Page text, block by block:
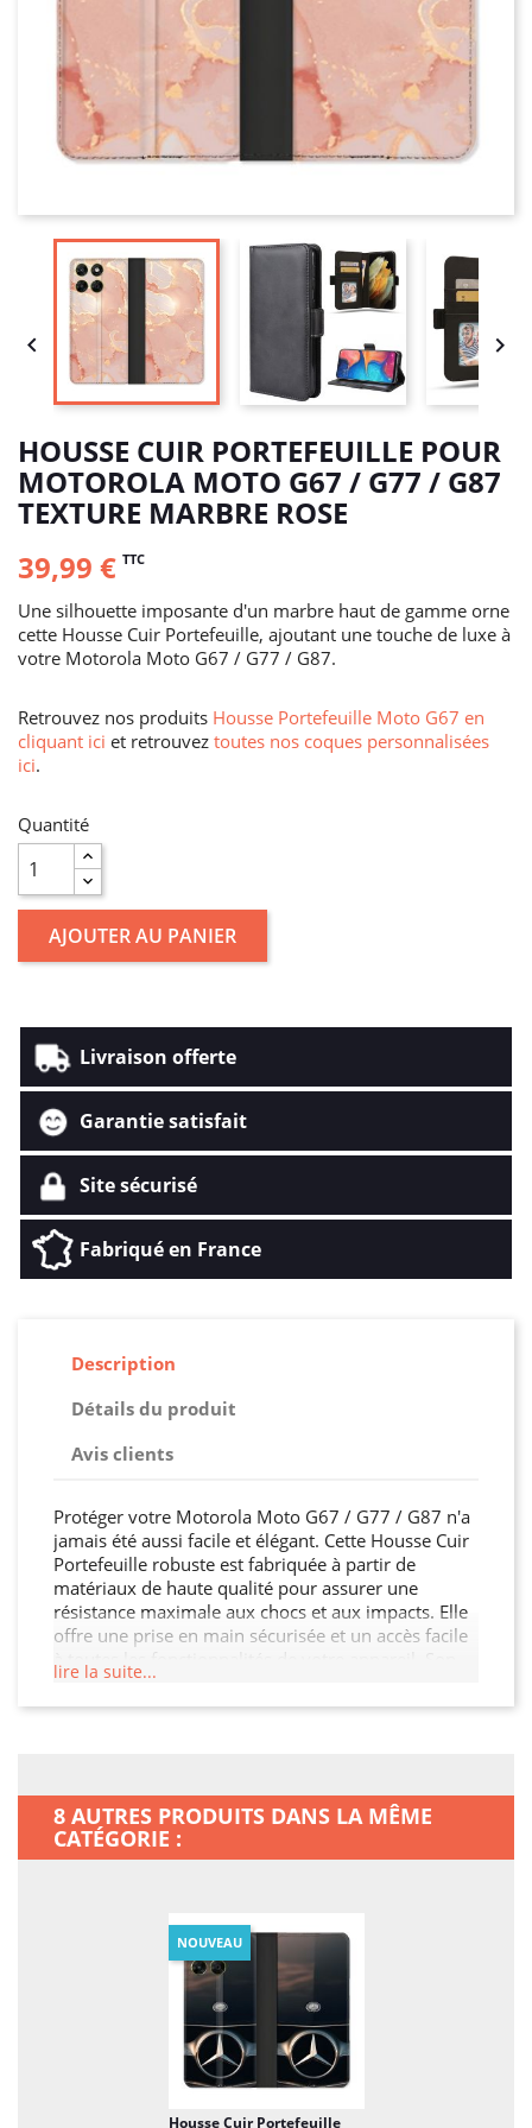
 
HOUSSE CUIR PORTEFEUILLE POUR
MOTOROLA MOTO G67 / G77 / G87
TEXTURE MARBRE ROSE
39,99 € TTC
Une silhouette imposante d'un marbre haut de gamme orne
cette Housse Cuir Portefeuille, ajoutant une touche de luxe à
votre Motorola Moto G67 / G77 / G87.
Retrouvez nos produits Housse Portefeuille Moto G67 en
cliquant ici et retrouvez toutes nos coques personnalisées
ici.
Quantité
AJOUTER AU PANIER
Livraison offerte
Garantie satisfait
Site sécurisé
Fabriqué en France
Description
Détails du produit
Avis clients
Protéger votre Motorola Moto G67 / G77 / G87 n'a
jamais été aussi facile et élégant. Cette Housse Cuir
Portefeuille robuste est fabriquée à partir de
matériaux de haute qualité pour assurer une
résistance maximale aux chocs et aux impacts. Elle
offre une prise en main sécurisée et un accès facile
à toutes les fonctionnalités de votre appareil. Son
design fin et léger n'alourdit pas votre Motorola
Moto G67 / G77 / G87, tout en garantissant une
lire la suite...
8 AUTRES PRODUITS DANS LA MÊME
CATÉGORIE :
Housse Cuir Portefeuille
NOUVEAU